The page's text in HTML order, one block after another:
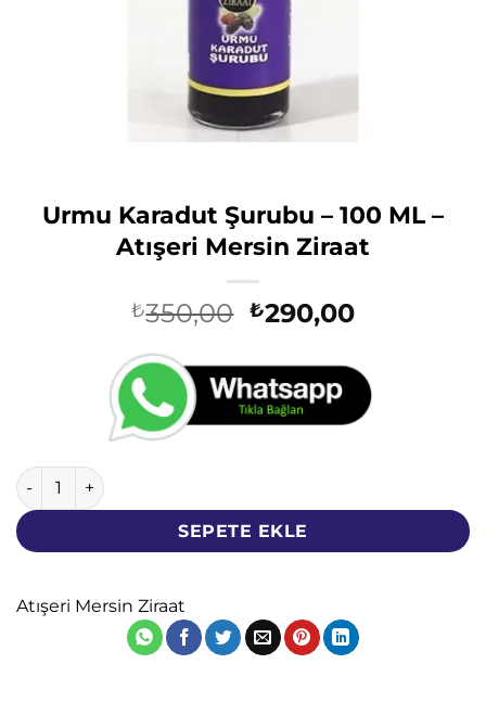
Urmu Karadut Şurubu – 100 ML –
Atışeri Mersin Ziraat
₺350,00 Orijinal
₺350,00.
₺290,00Şu
fiyat:
₺290,00.
Urmu Karadut Şurubu - 100 ML - Atışeri Mersin Ziraat adet
SEPETE EKLE
Atışeri Mersin Ziraat